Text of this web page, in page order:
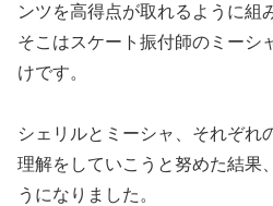
ンツを高得点が取れるように組
そこはスケート振付師のミーシ
けです。
シェリルとミーシャ、それぞれ
理解をしていこうと努めた結果
うになりました。